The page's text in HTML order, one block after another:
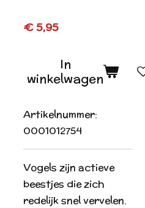
€ 5,95
In
winkelwagen
Artikelnummer:
0001012754
Vogels zijn actieve
beestjes die zich
redelijk snel vervelen.